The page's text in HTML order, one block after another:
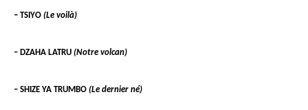
– TSIYO (Le voilà)
– DZAHA LATRU (Notre volcan)
– SHIZE YA TRUMBO (Le dernier né)